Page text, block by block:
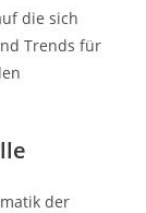
die sich
Trends für
der